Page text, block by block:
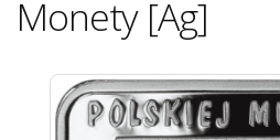
Monety [Ag]